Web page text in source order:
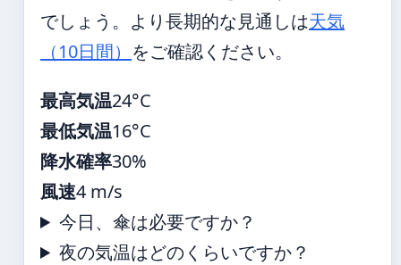
でしょう。より長期的な見通しは天気
（10日間） をご確認ください。
最高気温24°C
最低気温16°C
降水確率30%
風速4 m/s
今日、傘は必要ですか？
夜の気温はどのくらいですか？